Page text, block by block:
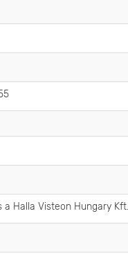
a Halla Visteon Hungary